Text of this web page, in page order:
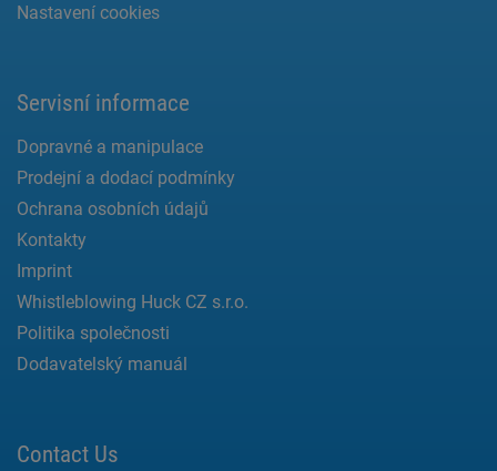
Nastavení cookies
Servisní informace
Dopravné a manipulace
Prodejní a dodací podmínky
Ochrana osobních údajů
Kontakty
Imprint
Whistleblowing Huck CZ s.r.o.
Politika společnosti
Dodavatelský manuál
Contact Us